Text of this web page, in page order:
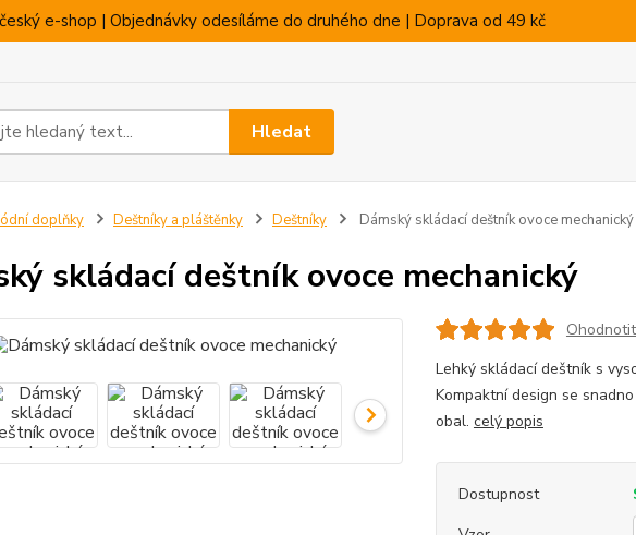
e-shop | Objednávky odesíláme do druhého dne | Doprava od 49 kč
Hledat
doplňky Deštníky a pláštěnky Deštníky Dámský skládací deštník ovoce mechanický
skládací deštník ovoce mechanický
Lehký skládací deštník s
Kompaktní design se
obal. celý popis
Dostupnost